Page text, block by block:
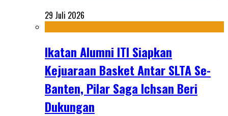
29 Juli 2026
Ikatan Alumni ITI Siapkan
Kejuaraan Basket Antar SLTA Se-
Banten, Pilar Saga Ichsan Beri
Dukungan